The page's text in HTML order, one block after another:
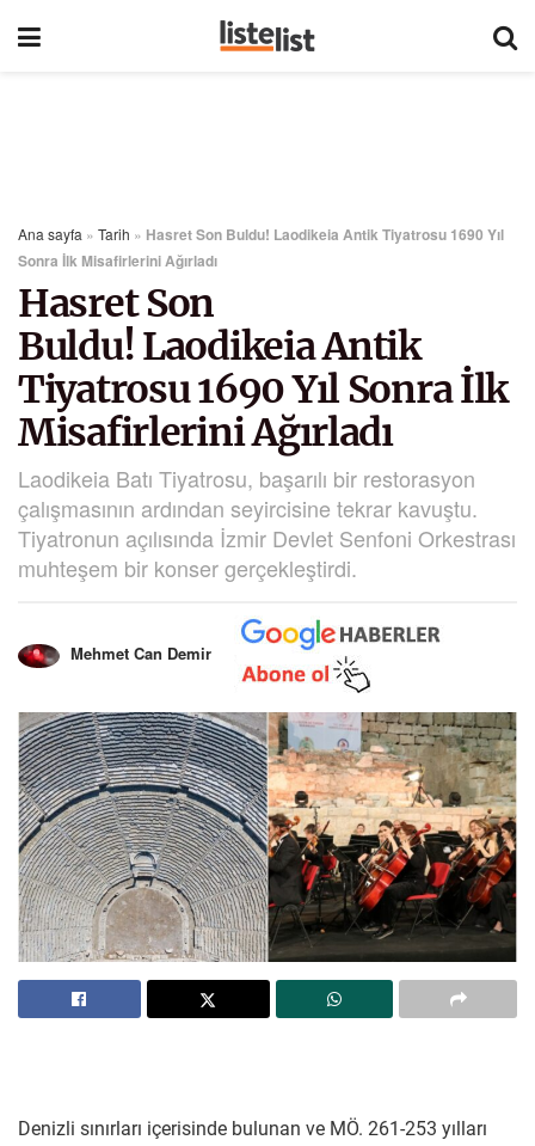
Ana sayfa » Tarih » Hasret Son Buldu! Laodikeia Antik Tiyatrosu 1690 Yıl
Sonra İlk Misafirlerini Ağırladı
Hasret Son
Buldu! Laodikeia Antik
Tiyatrosu 1690 Yıl Sonra İlk
Misafirlerini Ağırladı
Laodikeia Batı Tiyatrosu, başarılı bir restorasyon
çalışmasının ardından seyircisine tekrar kavuştu.
Tiyatronun açılısında İzmir Devlet Senfoni Orkestrası
muhteşem bir konser gerçekleştirdi.
Mehmet Can Demir
Denizli sınırları içerisinde bulunan ve MÖ. 261-253 yılları